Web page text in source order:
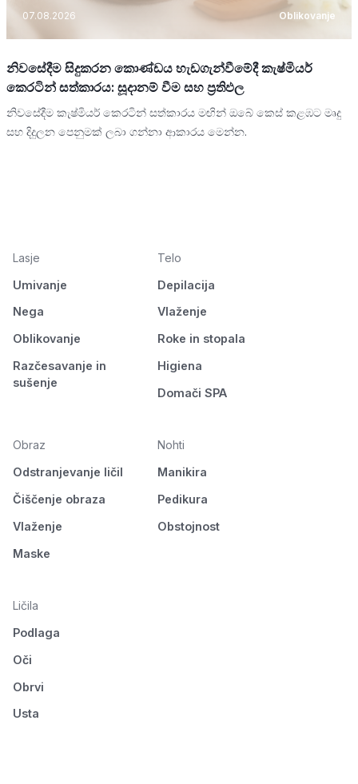
07.08.2026 Oblikovanje
නිවසේදීම සිදුකරන කොණ්ඩය හැඩගැන්වීමේදී කැෂ්මියර්
කෙරටින් සත්කාරය: සූදානම් වීම සහ ප්‍රතිඵල
නිවසේදීම කැෂ්මියර් කෙරටින් සත්කාරය මඟින් ඔබේ කෙස් කළඹට මෘදු
සහ දිදුලන පෙනුමක් ලබා ගන්නා ආකාරය මෙන්න.
Lasje
Umivanje
Nega
Oblikovanje
Razčesavanje in
sušenje
Telo
Depilacija
Vlaženje
Roke in stopala
Higiena
Domači SPA
Obraz
Odstranjevanje ličil
Čiščenje obraza
Vlaženje
Maske
Nohti
Manikira
Pedikura
Obstojnost
Ličila
Podlaga
Oči
Obrvi
Usta